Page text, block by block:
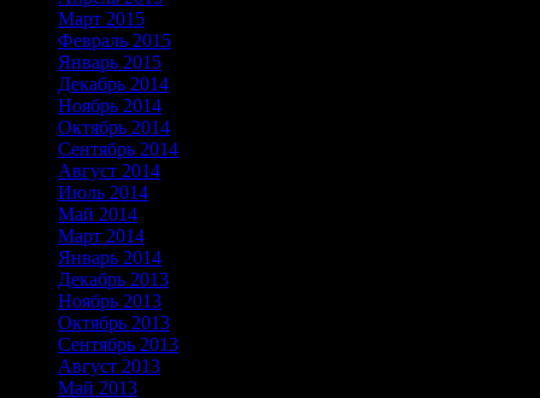
Март 2015
Февраль 2015
Январь 2015
Декабрь 2014
Ноябрь 2014
Октябрь 2014
Сентябрь 2014
Август 2014
Июль 2014
Май 2014
Март 2014
Январь 2014
Декабрь 2013
Ноябрь 2013
Октябрь 2013
Сентябрь 2013
Август 2013
Май 2013